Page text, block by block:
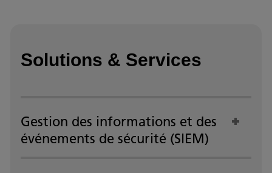
Solutions & Services
Gestion des informations et des
événements de sécurité (SIEM)